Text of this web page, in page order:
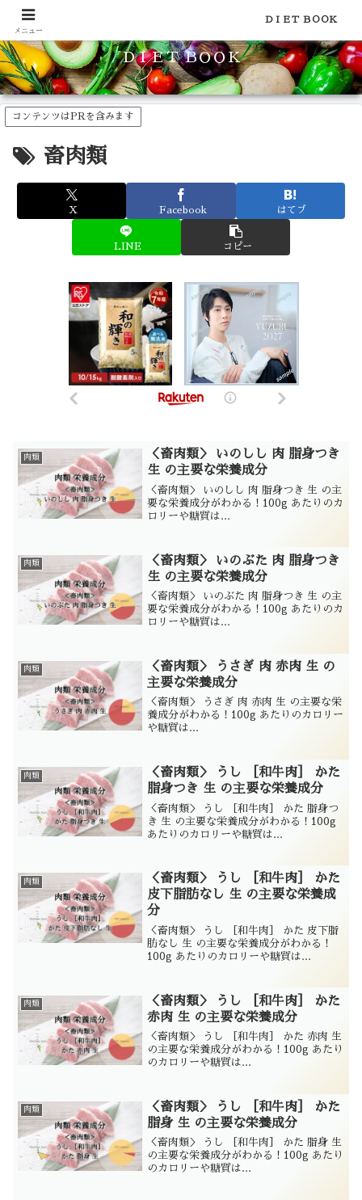
食品のカロリーや糖質などの栄養素がわかる！健康やダイエットに
ＤＩＥＴ ＢＯＯＫ
コンテンツはPRを含みます
畜肉類
X Facebook はてブ
LINE コピー
肉類
＜畜肉類＞ いのしし 肉 脂身つき
生 の主要な栄養成分
＜畜肉類＞ いのしし 肉 脂身つき 生 の主
要な栄養成分がわかる！100g あたりのカ
ロリーや糖質は...
肉類
＜畜肉類＞ いのぶた 肉 脂身つき
生 の主要な栄養成分
＜畜肉類＞ いのぶた 肉 脂身つき 生 の主
要な栄養成分がわかる！100g あたりのカ
ロリーや糖質は...
肉類
＜畜肉類＞ うさぎ 肉 赤肉 生 の
主要な栄養成分
＜畜肉類＞ うさぎ 肉 赤肉 生 の主要な栄
養成分がわかる！100g あたりのカロリー
や糖質は...
肉類
＜畜肉類＞ うし ［和牛肉］ かた
脂身つき 生 の主要な栄養成分
＜畜肉類＞ うし ［和牛肉］ かた 脂身つ
き 生 の主要な栄養成分がわかる！100g
あたりのカロリーや糖質は...
肉類
＜畜肉類＞ うし ［和牛肉］ かた
皮下脂肪なし 生 の主要な栄養成
分
＜畜肉類＞ うし ［和牛肉］ かた 皮下脂
肪なし 生 の主要な栄養成分がわかる！
100g あたりのカロリーや糖質は...
肉類
＜畜肉類＞ うし ［和牛肉］ かた
赤肉 生 の主要な栄養成分
＜畜肉類＞ うし ［和牛肉］ かた 赤肉 生
の主要な栄養成分がわかる！100g あたり
のカロリーや糖質は...
肉類
＜畜肉類＞ うし ［和牛肉］ かた
脂身 生 の主要な栄養成分
＜畜肉類＞ うし ［和牛肉］ かた 脂身 生
の主要な栄養成分がわかる！100g あたり
のカロリーや糖質は...
メニュー
ＤＩＥＴ ＢＯＯＫ